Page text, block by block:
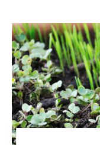
sloužit ke